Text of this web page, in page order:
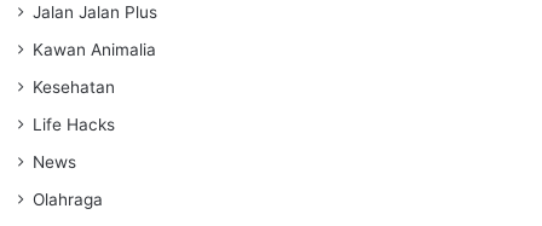
Jalan Jalan Plus
Kawan Animalia
Kesehatan
Life Hacks
News
Olahraga